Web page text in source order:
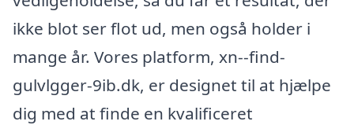
ikke blot ser flot ud, men også holder i
mange år. Vores platform, xn--find-
gulvlgger-9ib.dk, er designet til at hjælpe
dig med at finde en kvalificeret